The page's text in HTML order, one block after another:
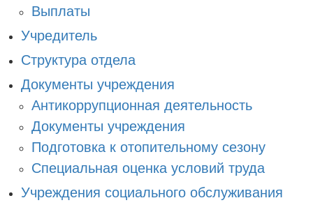
Выплаты
Учредитель
Структура отдела
Документы учреждения
Антикоррупционная деятельность
Документы учреждения
Подготовка к отопительному сезону
Специальная оценка условий труда
Учреждения социального обслуживания